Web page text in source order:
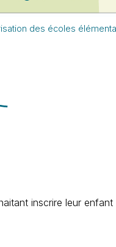
des écoles
inscrire leur